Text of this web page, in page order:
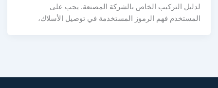
لدليل التركيب الخاص بالشركة المصنعة. يجب على
المستخدم فهم الرموز المستخدمة في توصيل الأسلاك،